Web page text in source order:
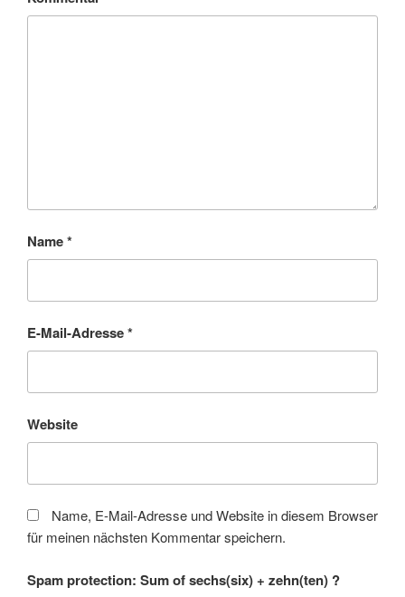
Name*
E-Mail-Adresse*
Website
Name, E-Mail-Adresse und Website in diesem Browser
für meinen nächsten Kommentar speichern.
Spam protection: Sum of sechs(six) + zehn(ten) ?